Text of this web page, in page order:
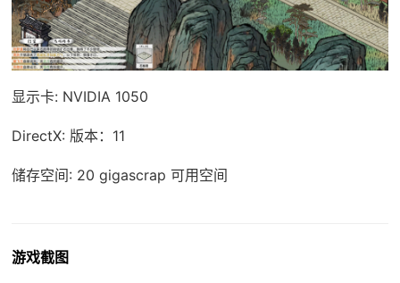
显示卡: NVIDIA 1050
DirectX: 版本：11
储存空间: 20 gigascrap 可用空间
游戏截图